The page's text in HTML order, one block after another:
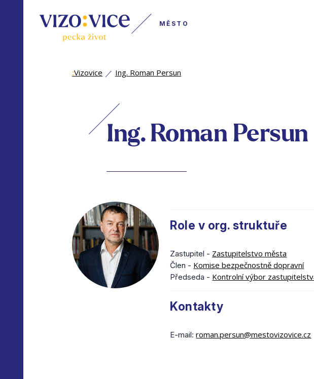
MĚSTO
:Vizovice Ing. Roman Persun
Ing. Roman Persun
Role v org. struktuře
Zastupitel - Zastupitelstvo města
Člen - Komise bezpečnostně dopravní
Předseda - Kontrolní výbor
Kontakty
E-mail:roman.persun@mestovizovice.cz